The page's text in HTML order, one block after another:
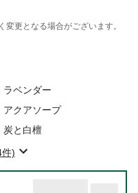
更となる場合がございます。
ラベンダー
アクアソープ
炭と白檀
件)